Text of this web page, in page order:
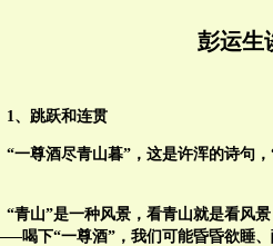
彭运生
1、跳跃和连贯
“一尊酒尽青山暮”，这是许浑的诗句
“青山”是一种风景，看青山就是看风
喝下“一尊酒”，我们可能昏昏欲睡